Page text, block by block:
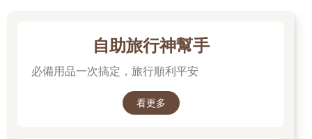
自助旅行神幫手
必備用品一次搞定，旅行順利平安
看更多